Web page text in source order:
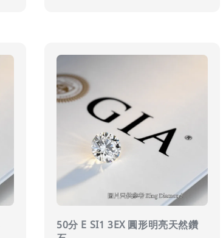
50分 E SI1 3EX 圓形明亮天然鑽